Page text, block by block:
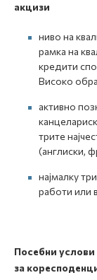
акцизи
ниво на
рамка на
кредити
Високо
активно
трите
(англиски,
најмалку
работи или
Посебни услови
за